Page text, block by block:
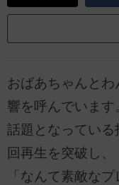
おばあちゃんと
響を呼んでいます
話題となってい
回再生を突破し、
「なんて素敵な